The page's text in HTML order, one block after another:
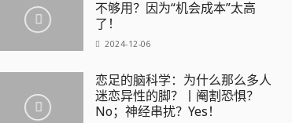
不够用？因为“机会成本”太高
了！
2024-12-06
恋足的脑科学：为什么那么多人
迷恋异性的脚？丨阉割恐惧？
No；神经串扰？Yes！